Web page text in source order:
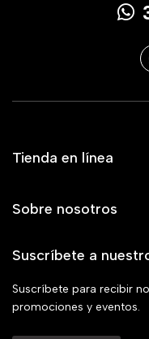
Tienda en línea
Sobre nosotros
Suscríbete a
Suscríbete para recibir
promociones y eventos.